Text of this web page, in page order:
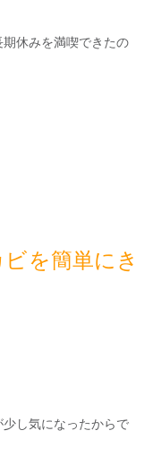
休みを満喫できたの
を簡単にき
し気になったからで